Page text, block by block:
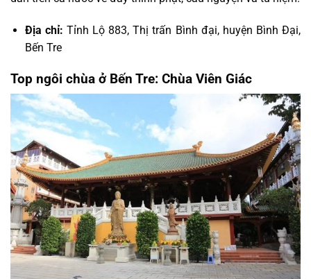
Địa chỉ: Tỉnh Lộ 883, Thị trấn Bình đại, huyện Bình Đại,
Bến Tre
Top ngôi chùa ở Bến Tre: Chùa Viên Giác